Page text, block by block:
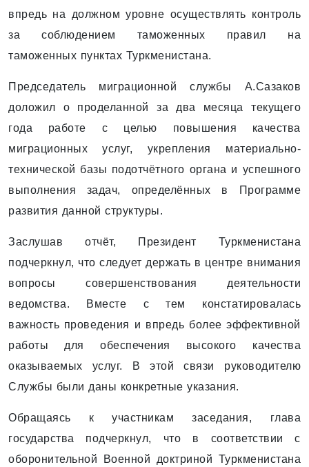
впредь на должном уровне осуществлять контроль
за соблюдением таможенных правил на
таможенных пунктах Туркменистана.
Председатель миграционной службы А.Сазаков
доложил о проделанной за два месяца текущего
года работе с целью повышения качества
миграционных услуг, укрепления материально-
технической базы подотчётного органа и успешного
выполнения задач, определённых в Программе
развития данной структуры.
Заслушав отчёт, Президент Туркменистана
подчеркнул, что следует держать в центре внимания
вопросы совершенствования деятельности
ведомства. Вместе с тем констатировалась
важность проведения и впредь более эффективной
работы для обеспечения высокого качества
оказываемых услуг. В этой связи руководителю
Службы были даны конкретные указания.
Обращаясь к участникам заседания, глава
государства подчеркнул, что в соответствии с
оборонительной Военной доктриной Туркменистана